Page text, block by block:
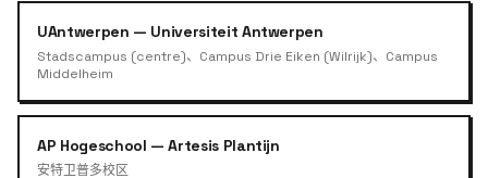
UAntwerpen — Universiteit Antwerpen
Stadscampus (centre)、Campus Drie Eiken (Wilrijk)、Campus
Middelheim
AP Hogeschool — Artesis Plantijn
安特卫普多校区